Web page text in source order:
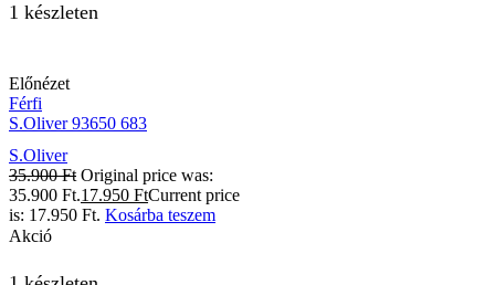
1 készleten
Előnézet
Férfi
S.Oliver 93650 683
S.Oliver
35.900Ft Original price was:
35.900 Ft.17.950 FtCurrent price
is: 17.950 Ft. Kosárba teszem
Akció